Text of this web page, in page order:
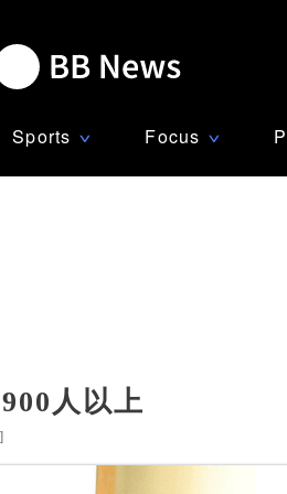
Sports ∨ Focus ∨
人以上
]